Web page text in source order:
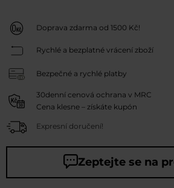
Doprava zdarma od 1500 Kč!
Rychlé a bezplatné vrácení zboží
Bezpečné a rychlé platby
30denní cenová ochrana v MRC
Cena klesne – získáte kupón
Expresní doručení!
Zeptejte se na